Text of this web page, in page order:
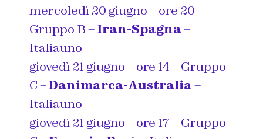
mercoledì 20 giugno – ore 20 –
Gruppo B –Iran-Spagna–
Italiauno
giovedì 21 giugno – ore 14 – Gruppo
C –Danimarca-Australia–
Italiauno
giovedì 21 giugno – ore 17 – Gruppo